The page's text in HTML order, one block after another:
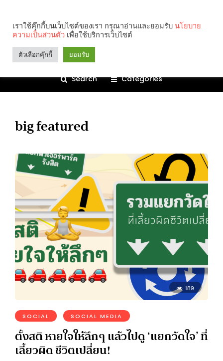
Search Categories
big featured
189
SOCIAL SOCIAL MEDIA
ตั้งสติ หายใจให้ลึกๆ แล้วไปดู ‘แยกวัดใจ’ ที่
เลี้ยวผิด ชีวิตเปลี่ยน!
เราใช้คุ๊กกี้บนเว็บไซต์ของเรา กรุณาอ่านและยอมรับ นโยบาย
ความเป็นส่วนตัว เพื่อใช้บริการเว็บไซต์
ตัวเลือกคุ๊กกี้ ยอมรับ